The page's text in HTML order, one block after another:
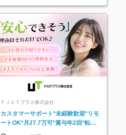
ＦＪＵＴプラス株式会社
カスタマーサポート*未経験歓迎*リモ
ートOK*月27.7万可*賞与年2回*転勤